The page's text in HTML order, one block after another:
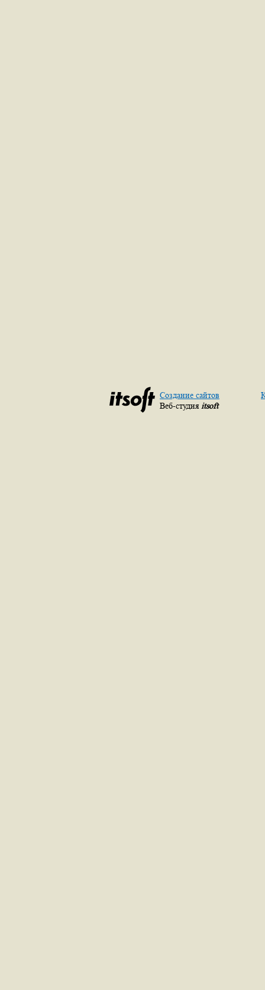
Создание сайтов
Веб-студия itsoft